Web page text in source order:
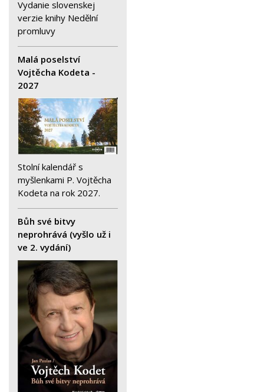
Vydanie slovenskej
verzie knihy Nedělní
promluvy
Malá poselství
Vojtěcha Kodeta -
2027
Stolní kalendář s
myšlenkami P. Vojtěcha
Kodeta na rok 2027.
Bůh své bitvy
neprohrává (vyšlo už i
ve 2. vydání)